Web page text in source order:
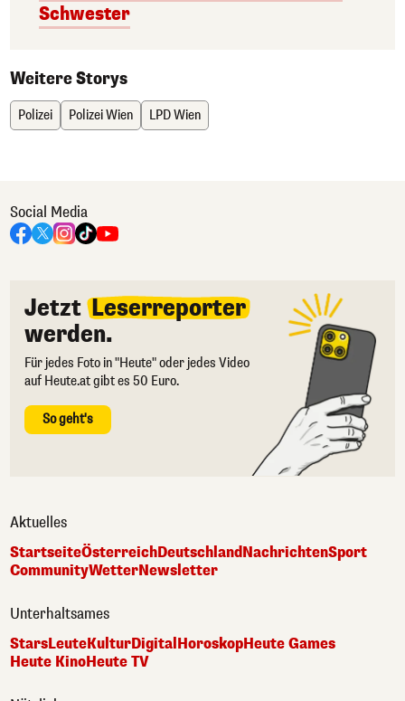
Schwester
Weitere Storys
Polizei Polizei Wien LPD Wien
Social Media
Jetzt Leserreporter
werden.
Für jedes Foto in "Heute" oder jedes Video
auf Heute.at gibt es 50 Euro.
So geht's
Aktuelles
StartseiteÖsterreichDeutschlandNachrichtenSport
CommunityWetterNewsletter
Unterhaltsames
StarsLeuteKulturDigitalHoroskopHeute Games
Heute KinoHeute TV